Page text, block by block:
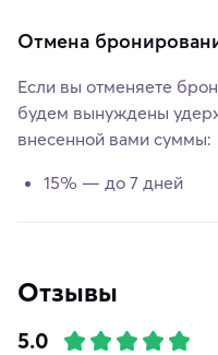
Отмена
Если вы отменяете
будем вынуждены
внесенной вами суммы:
15% — до 7 дней
Отзывы
5.0